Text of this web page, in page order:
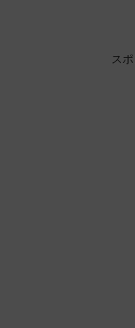
ス